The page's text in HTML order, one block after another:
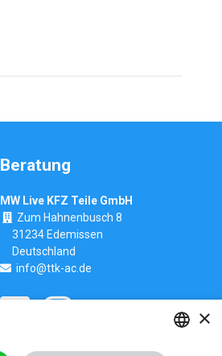
Beratung
MW Live KFZ Teile GmbH
Zum Hahnenbusch 8
31234 Edemissen
Deutschland
info@ttk-ac.de
×